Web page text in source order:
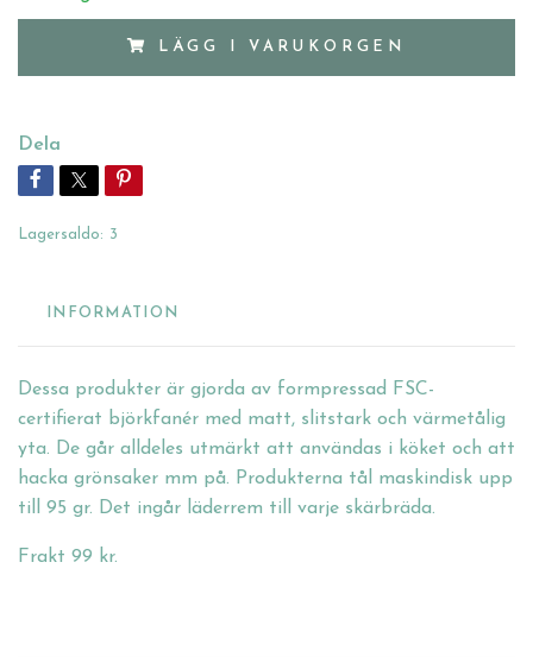
LÄGG I VARUKORGEN
Dela
Lagersaldo: 3
INFORMATION
Dessa produkter är gjorda av formpressad FSC-
certifierat björkfanér med matt, slitstark och värmetålig
yta. De går alldeles utmärkt att användas i köket och att
hacka grönsaker mm på. Produkterna tål maskindisk upp
till 95 gr. Det ingår läderrem till varje skärbräda.
Frakt 99 kr.